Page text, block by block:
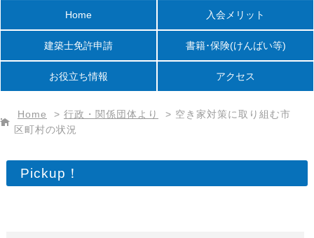
Home 入会メリット
建築士免許申請 書籍･保険(けんばい等)
お役立ち情報 アクセス
Home > 行政・関係団体より > 空き家対策に取り組む市
区町村の状況
Pickup！